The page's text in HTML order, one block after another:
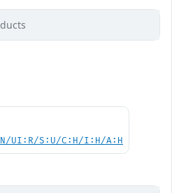
UI:R/S:U/C:H/I:H/A:H